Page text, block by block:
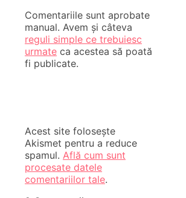
Comentariile sunt aprobate
manual. Avem și câteva
reguli simple ce trebuiesc
urmate ca acestea să poată
fi publicate.
Acest site folosește
Akismet pentru a reduce
spamul. Află cum sunt
procesate datele
comentariilor tale.